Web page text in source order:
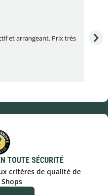
et arrangeant. Prix très
TOUTE SÉCURITÉ
critères de qualité de